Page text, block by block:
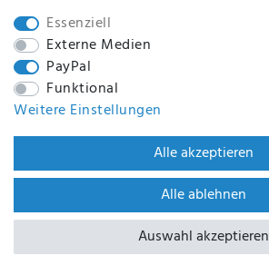
WIR VERSENDEN MIT
WIR SIND ZERTIFIZIERT DURCH
Essenziell
Externe Medien
PayPal
Funktional
Weitere Einstellungen
Alle akzeptieren
Alle ablehnen
Auswahl akzeptieren
BACK TO TOP